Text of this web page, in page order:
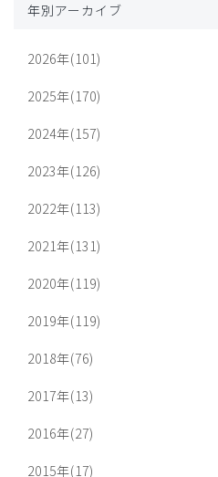
年別アーカイブ
2026年(101)
2025年(170)
2024年(157)
2023年(126)
2022年(113)
2021年(131)
2020年(119)
2019年(119)
2018年(76)
2017年(13)
2016年(27)
2015年(17)